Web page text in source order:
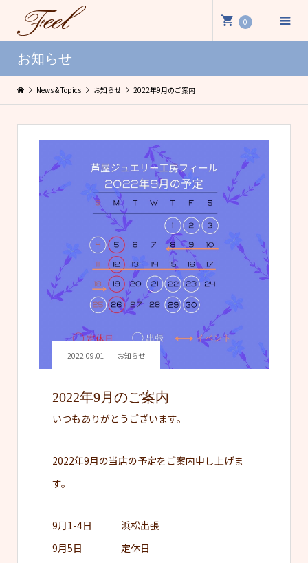
0
お知らせ
News & Topics お知らせ 2022年9月のご案内
2022.09.01 お知らせ
2022年9月のご案内
いつもありがとうございます。
2022年9月の当店の予定をご案内申し上げま
す。
9月1-4日 浜松出張
9月5日 定休日